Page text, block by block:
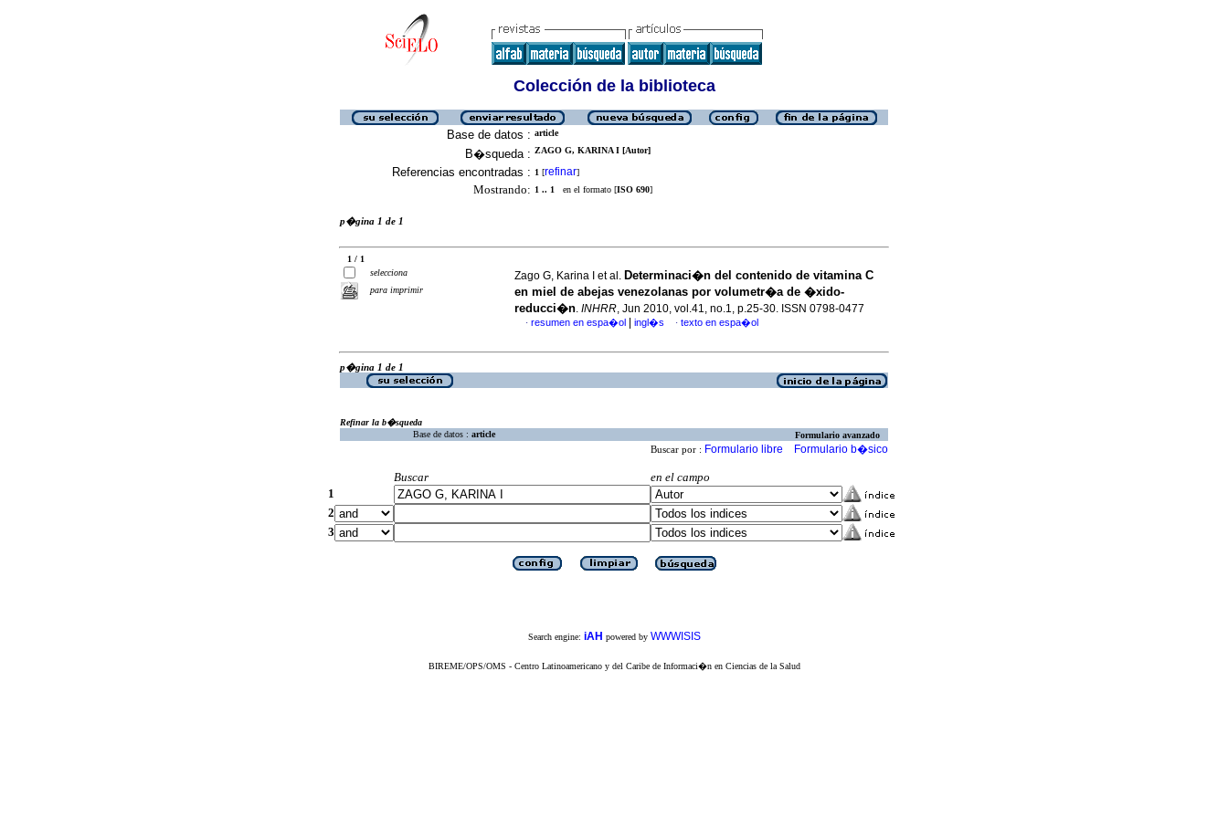
Colección de la biblioteca
Base de datos : article
B�squeda : ZAGO G, KARINA I [Autor]
Referencias encontradas : 1 [refinar]
Mostrando: 1 .. 1 en el formato [ISO 690]
p�gina 1 de 1
1 / 1
selecciona
para imprimir
Zago G, Karina I et al. Determinaci�n del contenido de vitamina C
en miel de abejas venezolanas por volumetr�a de �xido-
reducci�n. INHRR, Jun 2010, vol.41, no.1, p.25-30. ISSN 0798-0477
· resumen en espa�ol ingl�s · texto en espa�ol
p�gina 1 de 1
Refinar la b�squeda
Base de datos : article Formulario avanzado
Buscar por : Formulario libre Formulario b�sico
Buscar
en el campo
1
2
3
Search engine: iAH powered by WWWISIS
BIREME/OPS/OMS - Centro Latinoamericano y del Caribe de Informaci�n en Ciencias de la Salud